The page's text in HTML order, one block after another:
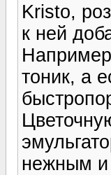
Kristo,
к ней
тоник, а
нежным и